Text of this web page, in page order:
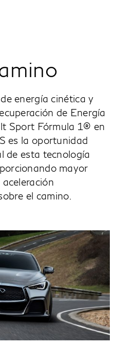
energía cinética y
de Energía
Sport Fórmula 1® en
es la oportunidad
de esta tecnología
mayor
el camino.